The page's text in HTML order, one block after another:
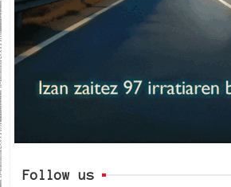
Follow us